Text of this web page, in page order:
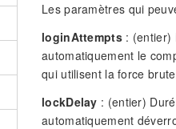
Les paramètres qui
loginAttempts: (entier)
automatiquement le
qui utilisent la force
lockDelay : (entier)
automatiquement